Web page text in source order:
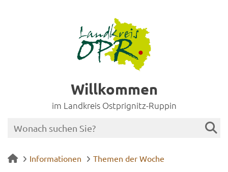
Willkommen
im Landkreis Ostprignitz-Ruppin
Informationen Themen der Woche